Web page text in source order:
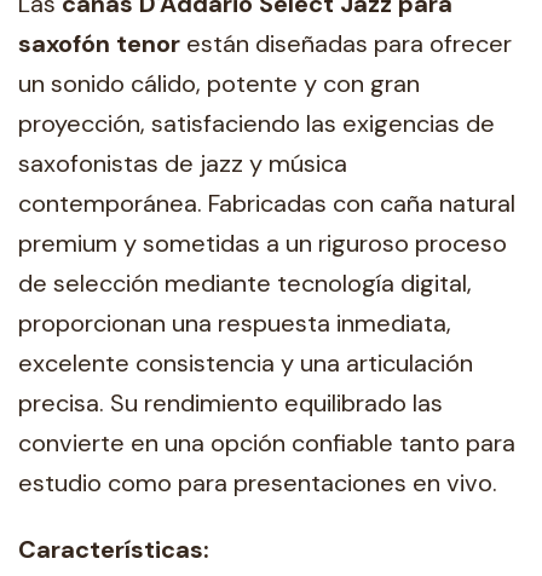
saxofón tenor están diseñadas para ofrecer
un sonido cálido, potente y con gran
proyección, satisfaciendo las exigencias de
saxofonistas de jazz y música
contemporánea. Fabricadas con caña natural
premium y sometidas a un riguroso proceso
de selección mediante tecnología digital,
proporcionan una respuesta inmediata,
excelente consistencia y una articulación
precisa. Su rendimiento equilibrado las
convierte en una opción confiable tanto para
estudio como para presentaciones en vivo.
Características: